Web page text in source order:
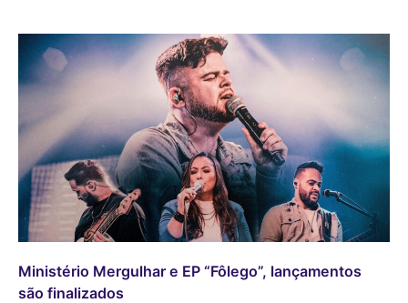
Ministério Mergulhar e EP “Fôlego”, lançamentos
são finalizados